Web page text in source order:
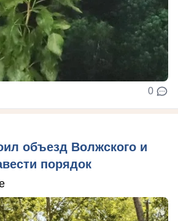
0
объезд Волжского и
порядок